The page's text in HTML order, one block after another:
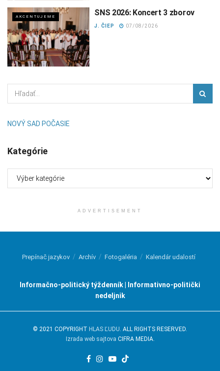
AKCENTUJEME SNS 2026: Koncert 3 zborov
J. ČIEP 07/08/2026
NOVÝ SAD POČASIE
Kategórie
ADVERTISEMENT
Prepínač jazykov Archív Fotogaléria Kalendár udalostí
Informačno-politický týždenník | Informativno-politički
nedeljnik
© 2021 COPYRIGHT HLAS ĽUDU. ALL RIGHTS RESERVED.
Izrada web sajtova CIFRA MEDIA.